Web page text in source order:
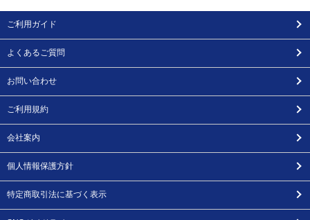
ご利用ガイド
よくあるご質問
お問い合わせ
ご利用規約
会社案内
個人情報保護方針
特定商取引法に基づく表示